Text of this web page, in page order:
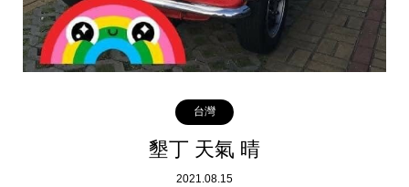
台灣
墾丁 天氣 晴
2021.08.15